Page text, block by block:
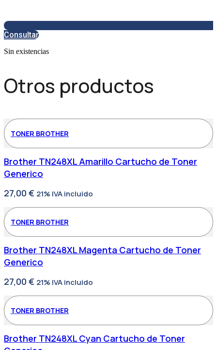
Consultar
Sin existencias
Otros productos
TONER BROTHER
Brother TN248XL Amarillo Cartucho de Toner
Generico
27,00 € 21% IVA incluido
TONER BROTHER
Brother TN248XL Magenta Cartucho de Toner
Generico
27,00 € 21% IVA incluido
TONER BROTHER
Brother TN248XL Cyan Cartucho de Toner